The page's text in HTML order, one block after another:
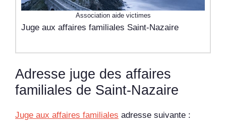
Association aide victimes
Juge aux affaires familiales Saint-Nazaire
Adresse juge des affaires
familiales de Saint-Nazaire
Juge aux affaires familiales adresse suivante :